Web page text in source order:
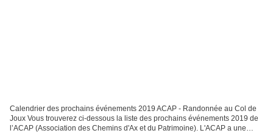
Calendrier des prochains événements 2019 ACAP - Randonnée au Col de
Joux Vous trouverez ci-dessous la liste des prochains événements 2019 de
l’ACAP (Association des Chemins d'Ax et du Patrimoine). L'ACAP a une